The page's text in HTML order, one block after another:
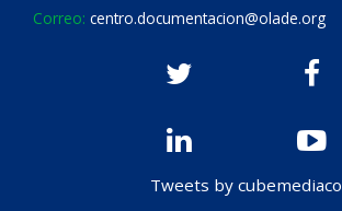
Correo: centro.documentacion@olade.org
Tweets by cubemediaco